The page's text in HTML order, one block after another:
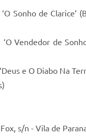
Sonho de Clarice’
Vendedor de
e O Diabo Na
s/n - Vila de